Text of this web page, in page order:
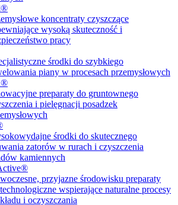
koncentraty czyszczące
wysoką skuteczność i
pracy
środki do szybkiego
piany w procesach przemysłowych
preparaty do gruntownego
i pielęgnacji posadzek
środki do skutecznego
zatorów w rurach i czyszczenia
kamiennych
przyjazne środowisku preparaty
wspierające naturalne procesy
i oczyszczania